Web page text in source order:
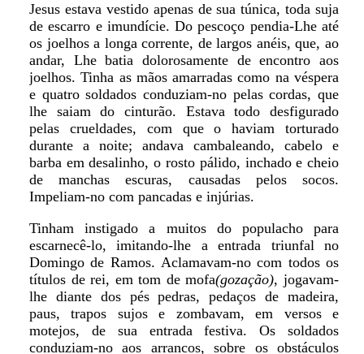
Jesus estava vestido apenas de sua túnica, toda suja
de escarro e imundície. Do pescoço pendia-Lhe até
os joelhos a longa corrente, de largos anéis, que, ao
andar, Lhe batia dolorosamente de encontro aos
joelhos. Tinha as mãos amarradas como na véspera
e quatro soldados conduziam-no pelas cordas, que
lhe saiam do cinturão. Estava todo desfigurado
pelas crueldades, com que o haviam torturado
durante a noite; andava cambaleando, cabelo e
barba em desalinho, o rosto pálido, inchado e cheio
de manchas escuras, causadas pelos socos.
Impeliam-no com pancadas e injúrias.
Tinham instigado a muitos do populacho para
escarnecê-lo, imitando-lhe a entrada triunfal no
Domingo de Ramos. Aclamavam-no com todos os
títulos de rei, em tom de mofa(gozação), jogavam-
lhe diante dos pés pedras, pedaços de madeira,
paus, trapos sujos e zombavam, em versos e
motejos, de sua entrada festiva. Os soldados
conduziam-no aos arrancos, sobre os obstáculos